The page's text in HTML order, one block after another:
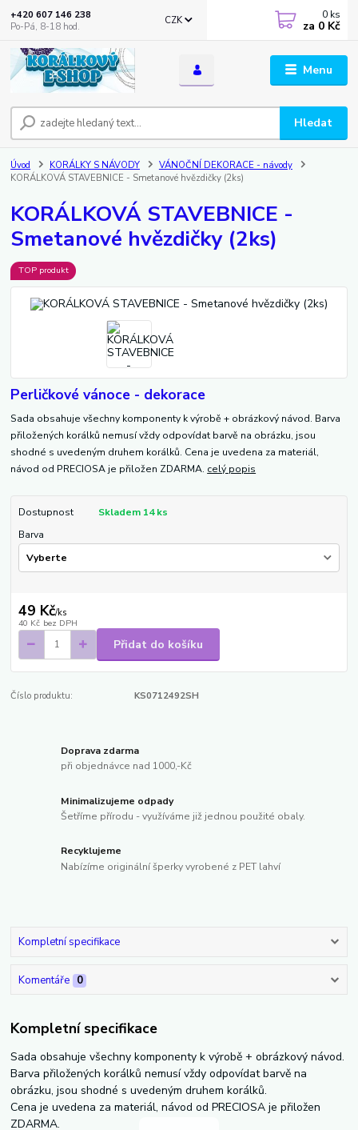
Menu
CZK
Hledat
+420 607 146 238
Po-Pá, 8-18 hod.
0 ks
za 0 Kč
Úvod KORÁLKY S NÁVODY
VÁNOČNÍ DEKORACE - návody
KORÁLKOVÁ STAVEBNICE - Smetanové hvězdičky (2ks)
KORÁLKOVÁ STAVEBNICE -
Smetanové hvězdičky (2ks)
TOP produkt
Perličkové vánoce - dekorace
Sada obsahuje všechny komponenty k výrobě + obrázkový návod. Barva
přiložených korálků nemusí vždy odpovídat barvě na obrázku, jsou
shodné s uvedeným druhem korálků. Cena je uvedena za materiál,
návod od PRECIOSA je přiložen ZDARMA. celý popis
Dostupnost
Skladem 14 ks
Barva
49 Kč/ks
40 Kč bez DPH
Přidat do košíku
Číslo produktu: KS0712492SH
Doprava zdarma
při objednávce nad 1000,-Kč
Minimalizujeme odpady
Šetříme přírodu - využíváme již jednou použité obaly.
Recyklujeme
Nabízíme originální šperky vyrobené z PET lahví
Kompletní specifikace
Komentáře 0
Kompletní specifikace
Sada obsahuje všechny komponenty k výrobě + obrázkový návod.
Barva přiložených korálků nemusí vždy odpovídat barvě na
obrázku, jsou shodné s uvedeným druhem korálků.
Cena je uvedena za materiál, návod od PRECIOSA je přiložen
ZDARMA.